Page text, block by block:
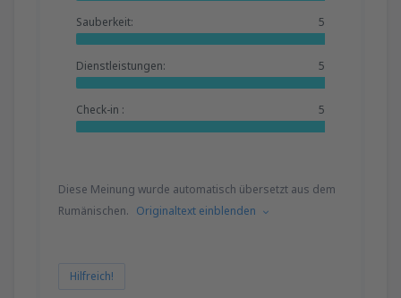
Sauberkeit: 5
Dienstleistungen: 5
Check-in : 5
Diese Meinung wurde automatisch übersetzt aus dem
Rumänischen. Originaltext einblenden
Hilfreich!